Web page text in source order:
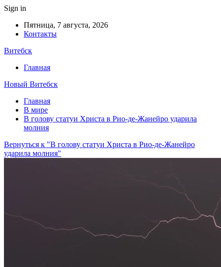
Sign in
Пятница, 7 августа, 2026
Контакты
Витебск
Главная
Новый Витебск
Главная
В мире
В голову статуи Христа в Рио-де-Жанейро ударила
молния
Вернуться к "В голову статуи Христа в Рио-де-Жанейро
ударила молния"